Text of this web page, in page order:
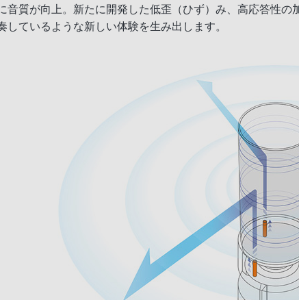
音質が向上。新たに開発した低歪（ひず）み、高応答性
しているような新しい体験を生み出します。